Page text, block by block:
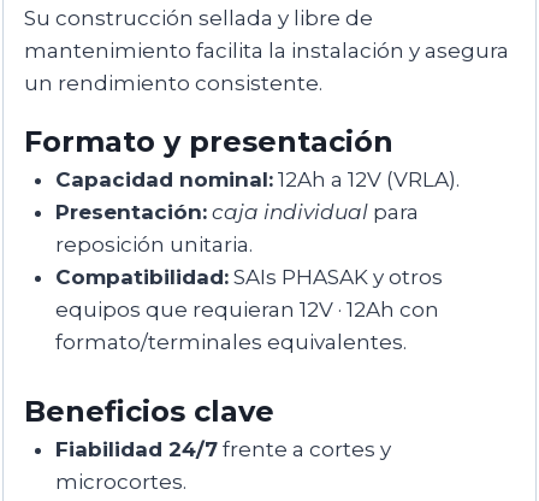
Su construcción sellada y libre de
mantenimiento facilita la instalación y asegura
un rendimiento consistente.
Formato y presentación
Capacidad nominal:12Ah a 12V (VRLA).
Presentación: caja individualpara
reposición unitaria.
Compatibilidad:SAIs PHASAK y otros
equipos que requieran 12V · 12Ah con
formato/terminales equivalentes.
Beneficios clave
Fiabilidad 24/7frente a cortes y
microcortes.